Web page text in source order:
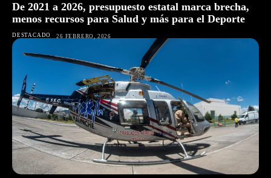
De 2021 a 2026, presupuesto estatal marca brecha,
menos recursos para Salud y más para el Deporte
DESTACADO 26 FEBRERO, 2026